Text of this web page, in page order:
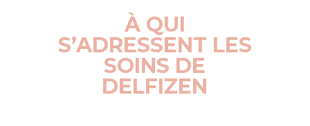
À QUI
S’ADRESSENT LES
SOINS DE
DELFIZEN